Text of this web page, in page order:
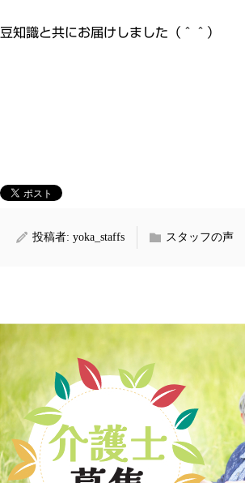
豆知識と共にお届けしました（＾＾）
投稿者: yoka_staffs スタッフの声